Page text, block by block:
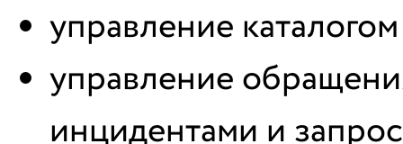
управление
управление
инцидентами и